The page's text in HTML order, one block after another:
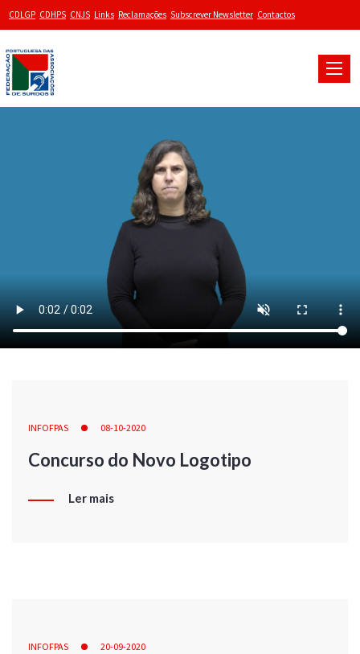
CDLGP CDHPS CNJS Links Reclamações Subscrever Newsletter Contactos
Toggle
INFOFPAS 08-10-2020
Concurso do Novo Logotipo
Ler mais
INFOFPAS 20-09-2020